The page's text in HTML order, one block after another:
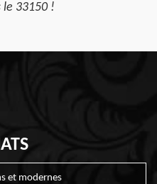
le 33150 !
et modernes